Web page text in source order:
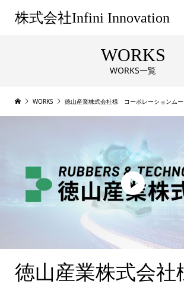
株式会社Infini Innovation
WORKS
WORKS一覧
WORKS 徳山産業株式会社様 コーポレーションムー
徳山産業株式会社様 コーポレーショ
徳山産業株式会